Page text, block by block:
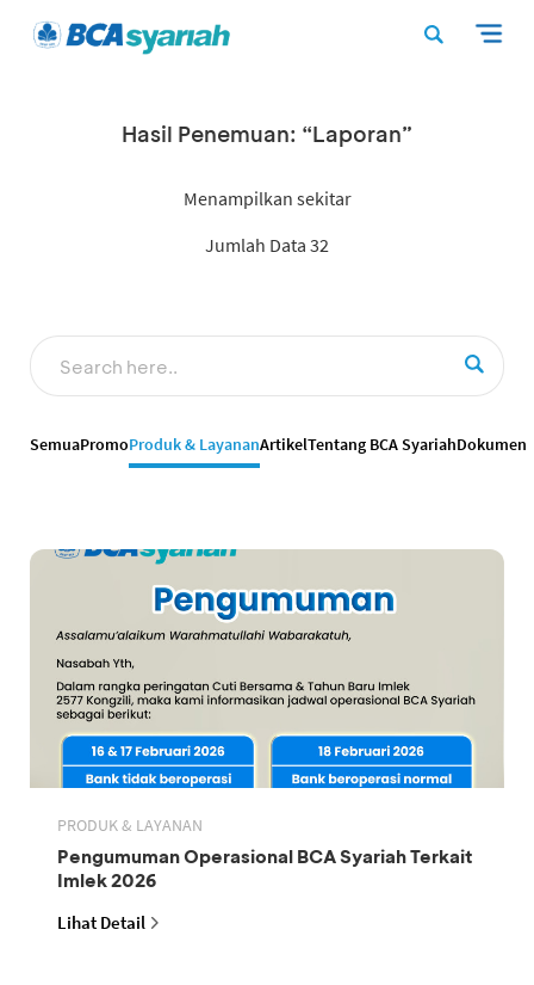
Hasil Penemuan: “Laporan”
Menampilkan sekitar
Jumlah Data 32
SemuaPromoProduk & LayananArtikelTentang BCA SyariahDokumen
PRODUK & LAYANAN
Pengumuman Operasional BCA Syariah Terkait
Imlek 2026
Lihat Detail